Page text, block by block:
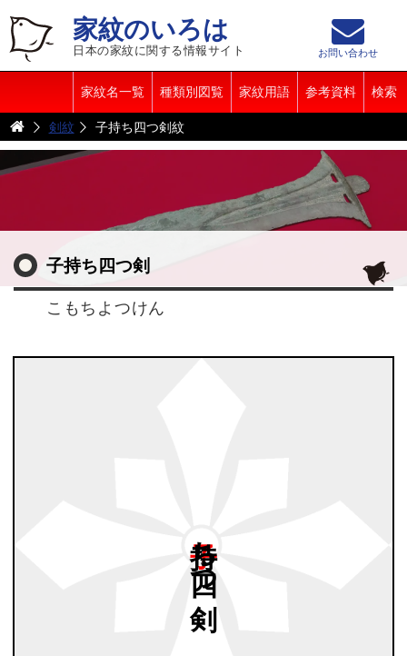
家紋のいろは
日本の家紋に関する情報サイト
家紋名一覧 種類別図覧 家紋用語 参考資料 検索
お問い合わせ
剣紋 子持ち四つ剣紋
子持ち四つ剣
こもちよつけん
剣